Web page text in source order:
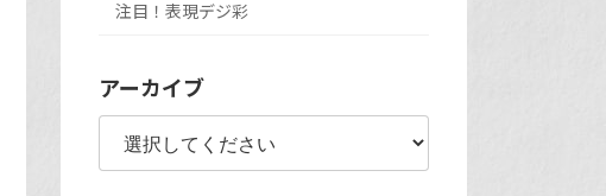
注目！表現デジ彩
アーカイブ